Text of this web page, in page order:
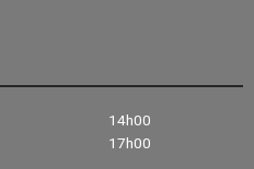
14h00
17h00